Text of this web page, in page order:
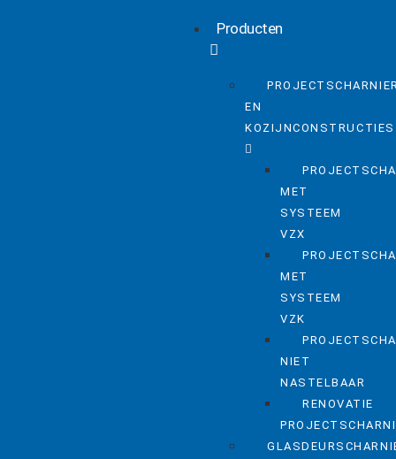
Producten
EN
KOZIJNCONSTRUCTIES
MET
SYSTEEM
VZX
MET
SYSTEEM
VZK
NIET
NASTELBAAR
RENOVATIE